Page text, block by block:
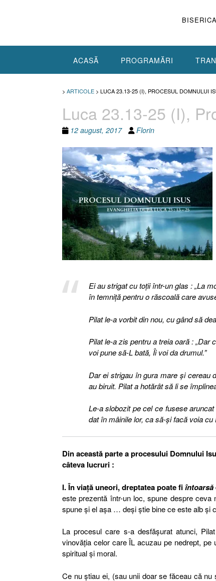
ACASĂ PROGRAMĂRI
> ARTICOLE > LUCA 23.13-25 (I), PROCESUL DOMNULUI
Luca 23.13-25 (I),
12 august, 2017 Florin
Ei au strigat cu toţii într-un glas : „La
în temniţă pentru o răscoală care
Pilat le-a vorbit din nou, cu gând să
Pilat le-a zis pentru a treia oară :
voi pune să-L bată, Îi voi da drumul.”
Dar ei strigau în gura mare şi cereau
au biruit. Pilat a hotărât să li se
Le-a slobozit pe cel ce fusese
dat în mâinile lor, ca să-şi facă voia cu
Din această parte a procesului Domnului
câteva lucruri :
I. În viaţă uneori, dreptatea poate fiîntoarsă
este prezentă într-un loc, spune despre
spune şi el aşa … deşi ştie bine ce este alb şi
La procesul care s-a desfăşurat atunci,
vinovăţia celor care ÎL acuzau pe nedrept,
spiritual şi moral.
Ce nu ştiau ei, (sau unii doar se făceau că